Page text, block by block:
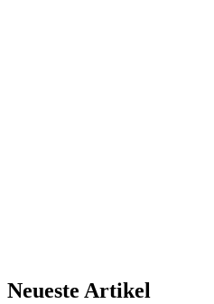
Neueste Artikel